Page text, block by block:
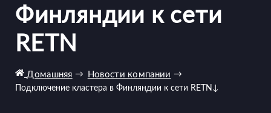
Финляндии к сети
RETN
Домашняя → Новости компании →
Подключение кластера в Финляндии к сети RETN ↓